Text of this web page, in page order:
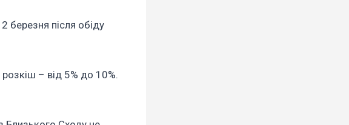
березня після обіду
– від 5% до 10%.